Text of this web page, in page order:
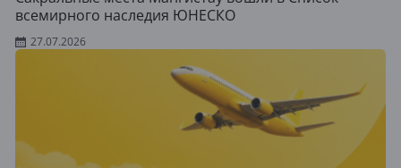
всемирного наследия ЮНЕСКО
27.07.2026